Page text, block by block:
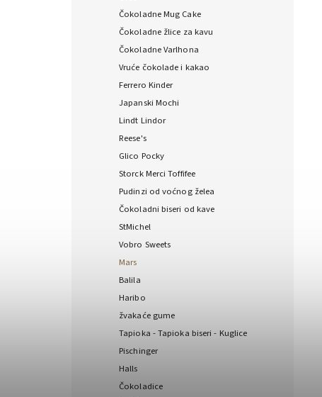
Čokoladne Mug Cake
Čokoladne žlice za kavu
Čokoladne Varlhona
Vruće čokolade i kakao
Ferrero Kinder
Japanski Mochi
Lindt Lindor
Reese's
Glico Pocky
Storck Merci Toffifee
Pudinzi od voćnog želea
Čokoladni biseri od kave
StMichel
Vobro Sweets
Mars
Balila
Haribo
žvakaće gume
Tapioka - Tapioka biseri - Kuglice
Pischinger
Halls
Čokoladice